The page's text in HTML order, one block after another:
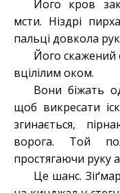
Його кров
мсти. Ніздрі
пальці довкола
Його скажений
вцілілим оком.
Вони біжать
щоб викресати
згинається,
ворога. Той
простягаючи руку
Це шанс.